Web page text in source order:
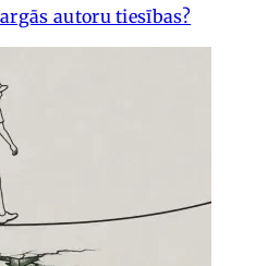
autoru tiesības?